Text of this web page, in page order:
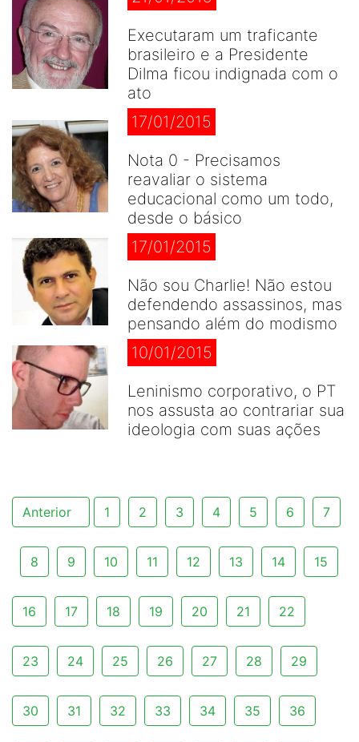
Executaram um traficante
brasileiro e a Presidente
Dilma ficou indignada com o
ato
17/01/2015
Nota 0 - Precisamos
reavaliar o sistema
educacional como um todo,
desde o básico
17/01/2015
Não sou Charlie! Não estou
defendendo assassinos, mas
pensando além do modismo
10/01/2015
Leninismo corporativo, o PT
nos assusta ao contrariar sua
ideologia com suas ações
Anterior 1 2 3 4 5 6 7
8 9 10 11 12 13 14 15
16 17 18 19 20 21 22
23 24 25 26 27 28 29
30 31 32 33 34 35 36